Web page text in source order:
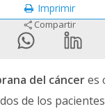
Imprimir
Compartir
del cánceres
de los